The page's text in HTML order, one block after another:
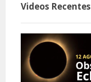
Videos Recentes